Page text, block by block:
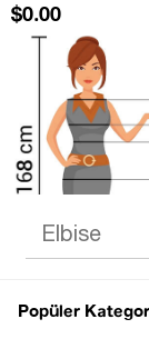
$0.00
Popüler